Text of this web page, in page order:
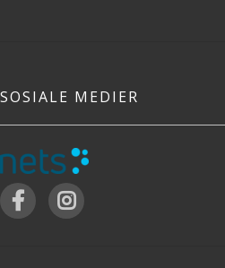
SOSIALE MEDIER